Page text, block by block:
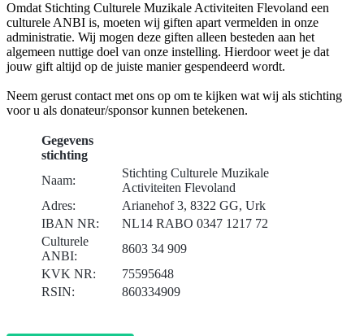
Omdat Stichting Culturele Muzikale Activiteiten Flevoland een
culturele ANBI is, moeten wij giften apart vermelden in onze
administratie. Wij mogen deze giften alleen besteden aan het
algemeen nuttige doel van onze instelling. Hierdoor weet je dat
jouw gift altijd op de juiste manier gespendeerd wordt.
Neem gerust contact met ons op om te kijken wat wij als stichting
voor u als donateur/sponsor kunnen betekenen.
Gegevens
stichting
Naam:
Stichting Culturele Muzikale
Activiteiten Flevoland
Adres:
Arianehof 3, 8322 GG, Urk
IBAN NR:
NL14 RABO 0347 1217 72
Culturele
ANBI:
8603 34 909
KVK NR:
75595648
RSIN:
860334909